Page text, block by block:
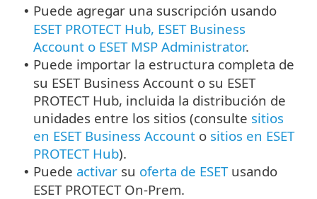
• Puede agregar una suscripción usando
ESET PROTECT Hub, ESET Business
Account o ESET MSP Administrator.
• Puede importar la estructura completa de
su ESET Business Account o su ESET
PROTECT Hub, incluida la distribución de
unidades entre los sitios (consulte sitios
en ESET Business Account o sitios en ESET
PROTECT Hub).
• Puede activar su oferta de ESETusando
ESET PROTECT On-Prem.